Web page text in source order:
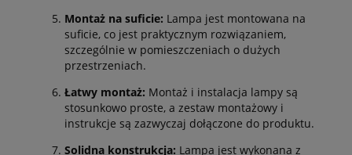
Montaż na suficie: Lampa jest montowana na
suficie, co jest praktycznym rozwiązaniem,
szczególnie w pomieszczeniach o dużych
przestrzeniach.
Łatwy montaż: Montaż i instalacja lampy są
stosunkowo proste, a zestaw montażowy i
instrukcje są zazwyczaj dołączone do produktu.
Solidna konstrukcja: Lampa jest wykonana z